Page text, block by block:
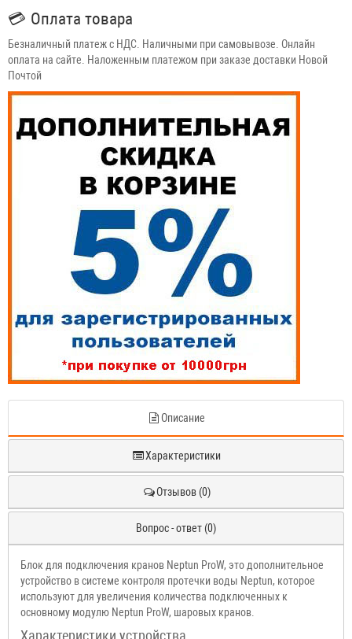
💳 Оплата товара
Безналичный платеж с НДС. Наличными при самовывозе. Онлайн
оплата на сайте. Наложенным платежом при заказе доставки Новой
Почтой
Описание
Характеристики
Отзывов (0)
Вопрос - ответ (0)
Блок для подключения кранов Neptun ProW, это дополнительное
устройство в системе контроля протечки воды Neptun, которое
используют для увеличения количества подключенных к
основному модулю Neptun ProW, шаровых кранов.
Характеристики устройства